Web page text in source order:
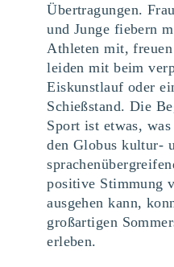
Übertragungen.
und Junge fiebern
Athleten mit,
leiden mit beim
Eiskunstlauf oder
Schießstand. Die
Sport ist etwas,
den Globus kultur-
positive Stimmung
ausgehen kann,
großartigen
erleben.